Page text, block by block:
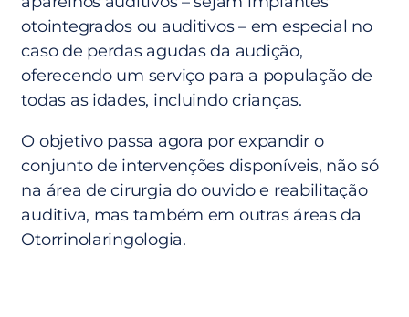
otointegrados ou auditivos – em especial no
caso de perdas agudas da audição,
oferecendo um serviço para a população de
todas as idades, incluindo crianças.
O objetivo passa agora por expandir o
conjunto de intervenções disponíveis, não só
na área de cirurgia do ouvido e reabilitação
auditiva, mas também em outras áreas da
Otorrinolaringologia.